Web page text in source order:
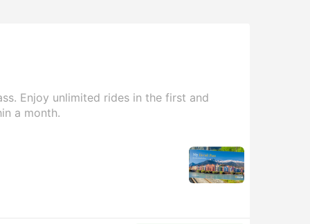
Enjoy unlimited rides in the first and
a month.